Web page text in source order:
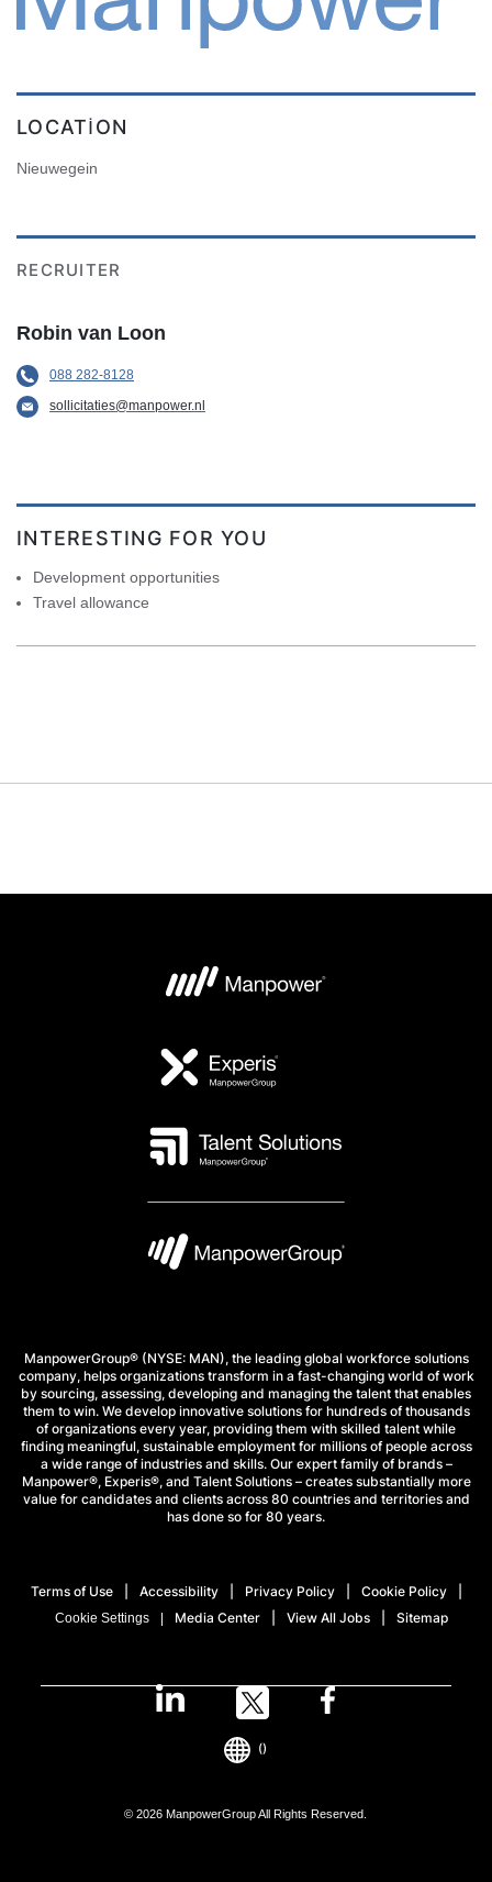
LOCATION
Nieuwegein
RECRUITER
Robin van Loon
088 282-8128
sollicitaties@manpower.nl
INTERESTING FOR YOU
Development opportunities
Travel allowance
ManpowerGroup® (NYSE: MAN), the leading global workforce solutions
company, helps organizations transform in a fast-changing world of work
by sourcing, assessing, developing and managing the talent that enables
them to win. We develop innovative solutions for hundreds of thousands
of organizations every year, providing them with skilled talent while
finding meaningful, sustainable employment for millions of people across
a wide range of industries and skills. Our expert family of brands –
Manpower®, Experis®, and Talent Solutions – creates substantially more
value for candidates and clients across 80 countries and territories and
has done so for 80 years.
Terms of Use Accessibility Privacy Policy Cookie Policy
Cookie Settings Media Center View All Jobs Sitemap
© 2026 ManpowerGroup All Rights Reserved.
()